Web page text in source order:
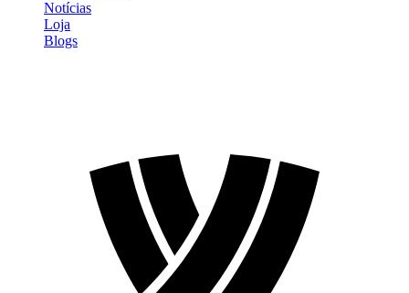
Notícias
Loja
Blogs